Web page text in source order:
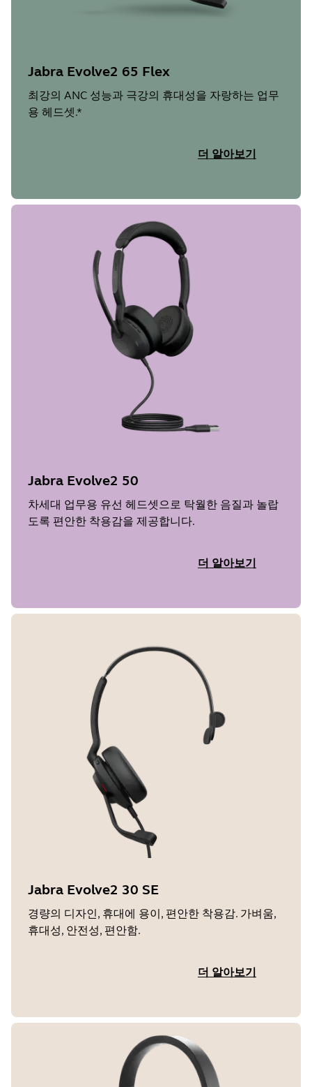
Jabra Evolve2 65 Flex
최강의 ANC 성능과 극강의 휴대성을 자랑하는 업무
용 헤드셋.*
더 알아보기
Jabra Evolve2 50
차세대 업무용 유선 헤드셋으로 탁월한 음질과 놀랍
도록 편안한 착용감을 제공합니다.
더 알아보기
Jabra Evolve2 30 SE
경량의 디자인, 휴대에 용이, 편안한 착용감. 가벼움,
휴대성, 안전성, 편안함.
더 알아보기